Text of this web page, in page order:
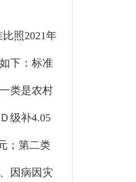
照2021年
下：标准
类是农村
级补4.05
；第二类
因病因灾